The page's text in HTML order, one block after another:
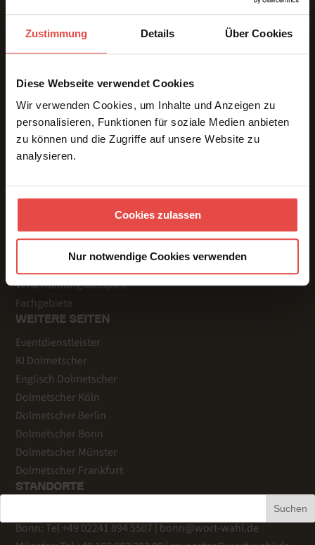
Zustimmung Details Über Cookies
Diese Webseite verwendet Cookies
Wir verwenden Cookies, um Inhalte und Anzeigen zu
personalisieren, Funktionen für soziale Medien anbieten
zu können und die Zugriffe auf unsere Website zu
analysieren.
Cookies zulassen
Nur notwendige Cookies verwenden
Suchen
LEISTUNGEN
Online
Hybrid
Gebärdensprache
Dolmetschtechnik
Übersetzungen
Untertitelung
Team
Veranstaltungsbeispiele
Fachgebiete
WEITERE SEITEN
Eventdienstleister
KI Dolmetscher
Englisch Dolmetscher
Dolmetscher Köln
Dolmetscher Berlin
Dolmetscher Bonn
Dolmetscher Münster
Dolmetscher Frankfurt
STANDORTE
Bonn: Tel +49 02241 894 5507 | bonn@wort-wahl.de